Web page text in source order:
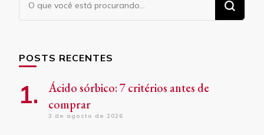
algo?
POSTS RECENTES
Ácido sórbico: 7 critérios antes de
comprar
3 de agosto de 2026